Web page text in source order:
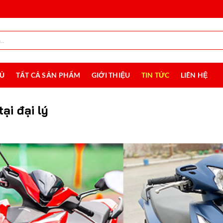
TẤT CẢ SẢN PHẨM GIỚI THIỆU TIN TỨC LIÊN HỆ
đại lý